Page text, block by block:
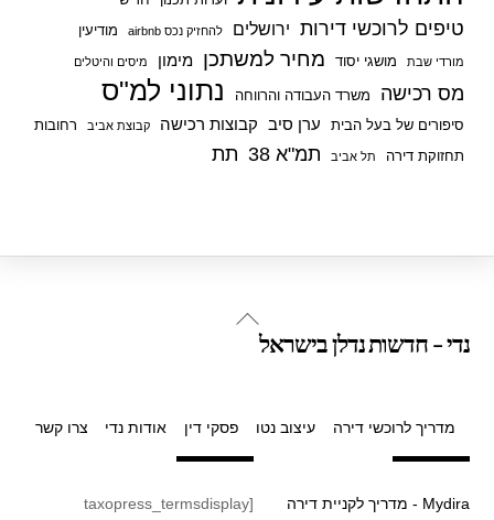
טיפים לרוכשי דירות ירושלים להחזיק נכס airbnb מודיעין
מורדי שבת מושגי יסוד מחיר למשתכן מימון מיסים והיטלים
מס רכישה משרד העבודה והרווחה נתוני למ"ס
סיפורים של בעל הבית ערן סיב קבוצות רכישה קבוצת אביב
רחובות
תחזוקת דירה
תל אביב תמ"א 38 תת
Back
נדי - חדשות נדלן בישראל
מדריך לרוכשי דירה עיצוב נטו פסקי דין אודות נדי צרו קשר
Mydira - מדריך לקניית דירה [taxopress_termsdisplay